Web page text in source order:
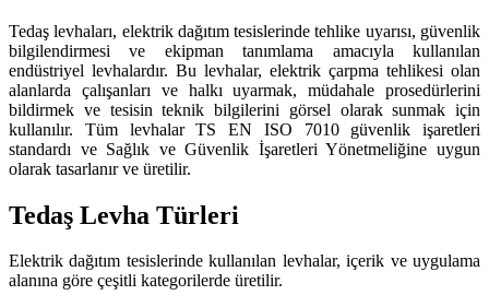
Tedaş levhaları, elektrik dağıtım tesislerinde tehlike uyarısı, güvenlik
bilgilendirmesi ve ekipman tanımlama amacıyla kullanılan
endüstriyel levhalardır. Bu levhalar, elektrik çarpma tehlikesi olan
alanlarda çalışanları ve halkı uyarmak, müdahale prosedürlerini
bildirmek ve tesisin teknik bilgilerini görsel olarak sunmak için
kullanılır. Tüm levhalar TS EN ISO 7010 güvenlik işaretleri
standardı ve Sağlık ve Güvenlik İşaretleri Yönetmeliğine uygun
olarak tasarlanır ve üretilir.
Tedaş Levha Türleri
Elektrik dağıtım tesislerinde kullanılan levhalar, içerik ve uygulama
alanına göre çeşitli kategorilerde üretilir.